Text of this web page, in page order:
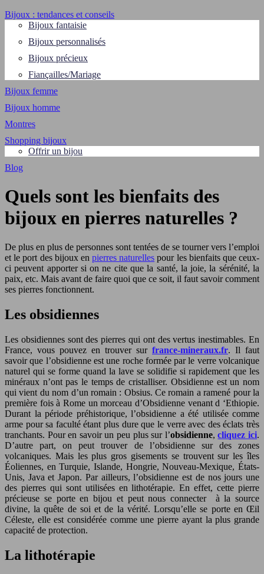
Bijoux : tendances et conseils
Bijoux fantaisie
Bijoux personnalisés
Bijoux précieux
Fiançailles/Mariage
Bijoux femme
Bijoux homme
Montres
Shopping bijoux
Offrir un bijou
Blog
Quels sont les bienfaits des
bijoux en pierres naturelles ?
De plus en plus de personnes sont tentées de se tourner vers l’emploi
et le port des bijoux en pierres naturelles pour les bienfaits que ceux-
ci peuvent apporter si on ne cite que la santé, la joie, la sérénité, la
paix, etc. Mais avant de faire quoi que ce soit, il faut savoir comment
ses pierres fonctionnent.
Les obsidiennes
Les obsidiennes sont des pierres qui ont des vertus inestimables. En
France, vous pouvez en trouver sur france-mineraux.fr. Il faut
savoir que l’obsidienne est une roche formée par le verre volcanique
naturel qui se forme quand la lave se solidifie si rapidement que les
minéraux n’ont pas le temps de cristalliser. Obsidienne est un nom
qui vient du nom d’un romain : Obsius. Ce romain a ramené pour la
première fois à Rome un morceau d’Obsidienne venant d ‘Ethiopie.
Durant la période préhistorique, l’obsidienne a été utilisée comme
arme pour sa faculté étant plus dure que le verre avec des éclats très
tranchants. Pour en savoir un peu plus sur l’obsidienne,cliquez ici.
D’autre part, on peut trouver de l’obsidienne sur des zones
volcaniques. Mais les plus gros gisements se trouvent sur les îles
Éoliennes, en Turquie, Islande, Hongrie, Nouveau-Mexique, États-
Unis, Java et Japon. Par ailleurs, l’obsidienne est de nos jours une
des pierres qui sont utilisées en lithotérapie. En effet, cette pierre
précieuse se porte en bijou et peut nous connecter à la source
divine, la quête de soi et de la vérité. Lorsqu’elle se porte en Œil
Céleste, elle est considérée comme une pierre ayant la plus grande
capacité de protection.
La lithotérapie